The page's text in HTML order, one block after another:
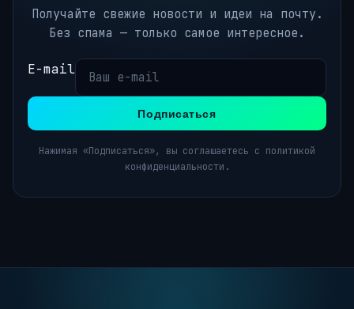
Получайте свежие новости и идеи на почту.
Без спама — только самое интересное.
E-mail
Подписаться
Нажимая «Подписаться», вы соглашаетесь с политикой
конфиденциальности.